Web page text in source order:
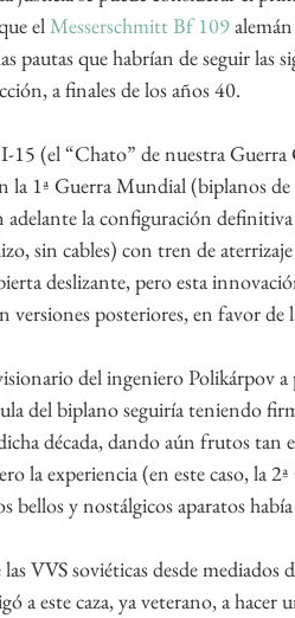
el Messerschmitt Bf 109
que habrían de seguir las
a finales de los años 40.
15 (el “Chato” de nuestra
la 1ª Guerra Mundial (biplanos
adelante la configuración
sin cables) con tren de
deslizante, pero esta
versiones posteriores, en favor
del ingeniero Polikárpov
del biplano seguiría teniendo
década, dando aún frutos tan
la experiencia (en este caso, la
bellos y nostálgicos aparatos
VVS soviéticas desde mediados
a este caza, ya veterano, a hacer